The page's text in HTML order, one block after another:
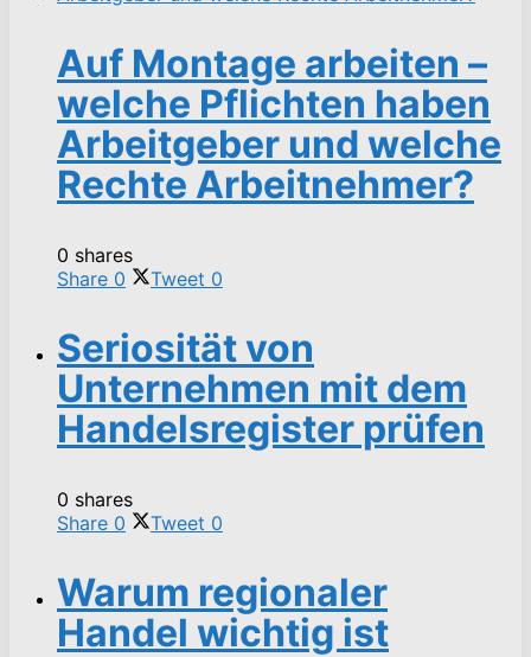
Auf Montage arbeiten –
welche Pflichten haben
Arbeitgeber und welche
Rechte Arbeitnehmer?
0 shares
Share 0 Tweet 0
Seriosität von
Unternehmen mit dem
Handelsregister prüfen
0 shares
Share 0 Tweet 0
Warum regionaler
Handel wichtig ist